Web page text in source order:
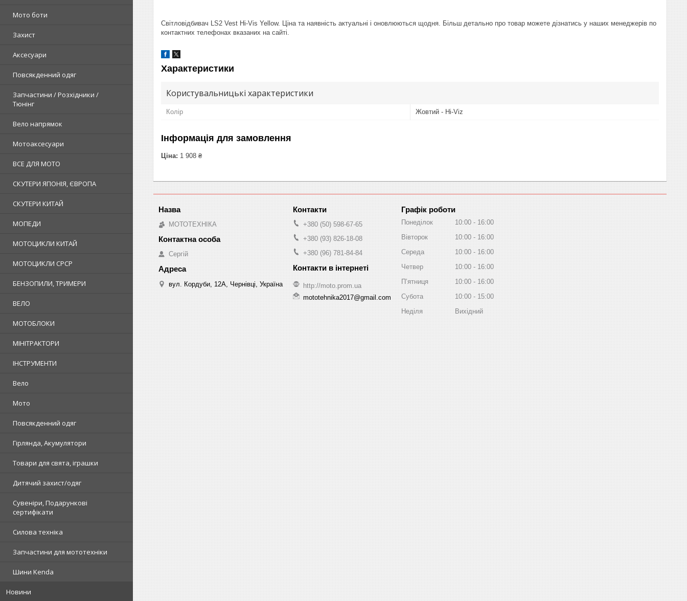
Мото боти
Захист
Аксесуари
Повсякденний одяг
Запчастини / Розхідники /
Тюнінг
Вело напрямок
Мотоаксесуари
ВСЕ ДЛЯ МОТО
СКУТЕРИ ЯПОНІЯ, ЄВРОПА
СКУТЕРИ КИТАЙ
МОПЕДИ
МОТОЦИКЛИ КИТАЙ
МОТОЦИКЛИ СРСР
БЕНЗОПИЛИ, ТРИМЕРИ
ВЕЛО
МОТОБЛОКИ
МІНІТРАКТОРИ
ІНСТРУМЕНТИ
Вело
Мото
Повсякденний одяг
Гірлянда, Акумулятори
Товари для свята, іграшки
Дитячий захист/одяг
Сувеніри, Подарункові
сертифікати
Силова техніка
Запчастини для мототехніки
Шини Kenda
Новини
Світловідбивач LS2 Vest Hi-Vis Yellow. Ціна та наявність актуальні і оновлюються щодня. Більш детально про товар можете дізнатись у наших менеджерів по
контактних телефонах вказаних на сайті.
Характеристики
Користувальницькі характеристики
Колір Жовтий - Hi-Viz
Інформація для замовлення
Ціна: 1 908 ₴
МОТОТЕХНІКА
Сергій
вул. Кордуби, 12А, Чернівці, Україна
+380 (50) 598-67-65
+380 (93) 826-18-08
+380 (96) 781-84-84
http://moto.prom.ua
mototehnika2017@gmail.com
Графік роботи
Понеділок 10:00
16:00
Вівторок
10:00
16:00
Середа
10:00
16:00
Четвер
10:00
16:00
Пʼятниця
10:00
16:00
Субота
10:00
15:00
Неділя
Вихідний